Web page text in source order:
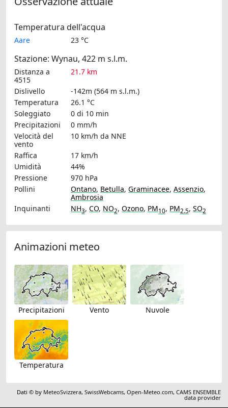
Temperatura dell'acqua
Aare 23 °C
Stazione: Wynau, 422 m s.l.m.
Distanza a
4515
21.7 km
Dislivello
-142m (564 m s.l.m.)
Temperatura
26.1 °C
Soleggiato
0 di 10 min
Precipitazioni
0 mm/h
Velocità del
vento
10 km/h da NNE
Raffica
17 km/h
Umidità
44%
Pressione
970 hPa
Pollini
Ontano, Betulla, Graminacee, Assenzio,
Ambrosia
Inquinanti
NH3, CO, NO2, Ozono, PM10, PM2.5, SO2
Animazioni meteo
Precipitazioni Vento Nuvole
Temperatura
Dati © by MeteoSvizzera,SwissWebcams,Open-Meteo.com,CAMS ENSEMBLE
data provider